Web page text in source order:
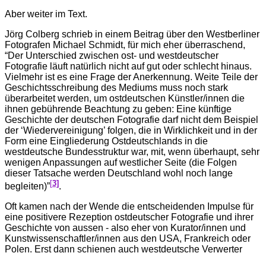
Aber weiter im Text.
Jörg Colberg schrieb in einem Beitrag über den Westberliner
Fotografen Michael Schmidt, für mich eher überraschend,
“Der Unterschied zwischen ost- und westdeutscher
Fotografie läuft natürlich nicht auf gut oder schlecht hinaus.
Vielmehr ist es eine Frage der Anerkennung. Weite Teile der
Geschichtsschreibung des Mediums muss noch stark
überarbeitet werden, um ostdeutschen Künstler/innen die
ihnen gebührende Beachtung zu geben: Eine künftige
Geschichte der deutschen Fotografie darf nicht dem Beispiel
der ‘Wiedervereinigung’ folgen, die in Wirklichkeit und in der
Form eine Eingliederung Ostdeutschlands in die
westdeutsche Bundesstruktur war, mit, wenn überhaupt, sehr
wenigen Anpassungen auf westlicher Seite (die Folgen
dieser Tatsache werden Deutschland wohl noch lange
begleiten)”[3] .
Oft kamen nach der Wende die entscheidenden Impulse für
eine positivere Rezeption ostdeutscher Fotografie und ihrer
Geschichte von aussen - also eher von Kurator/innen und
Kunstwissenschaftler/innen aus den USA, Frankreich oder
Polen. Erst dann schienen auch westdeutsche Verwerter